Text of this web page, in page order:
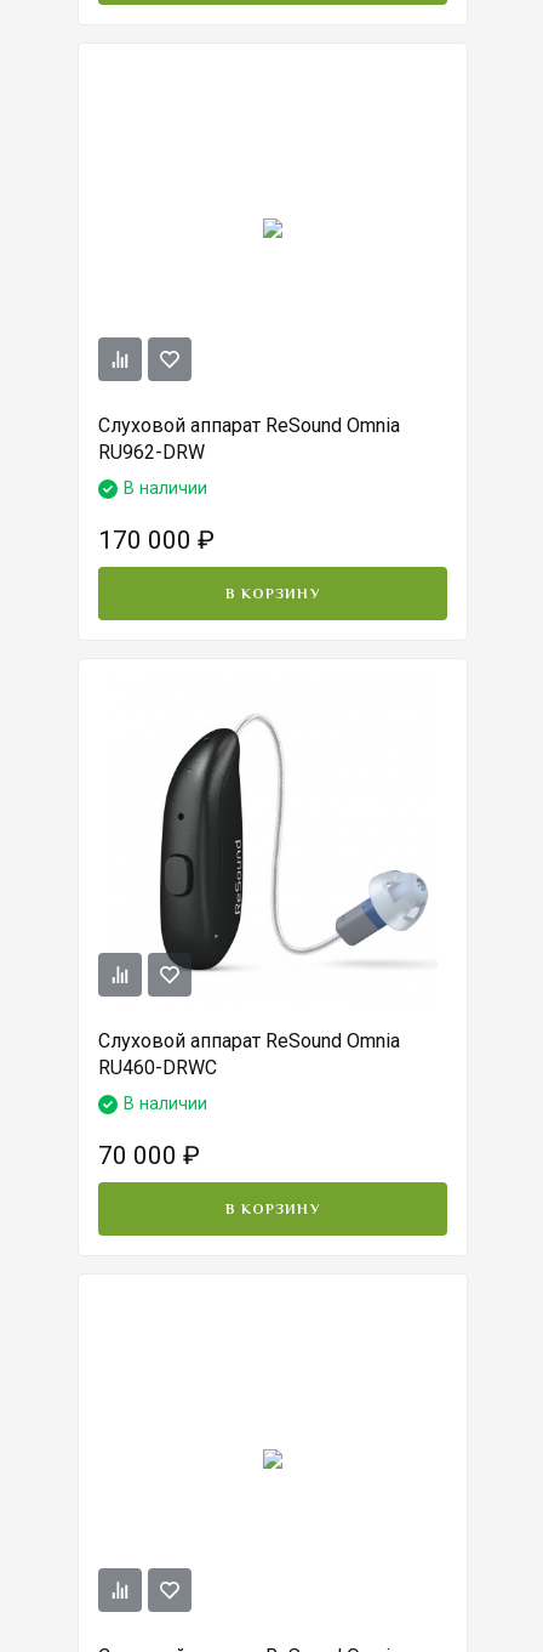
Слуховой аппарат ReSound Omnia
RU962-DRW
В наличии
170 000 ₽
В КОРЗИНУ
Слуховой аппарат ReSound Omnia
RU460-DRWC
В наличии
70 000 ₽
В КОРЗИНУ